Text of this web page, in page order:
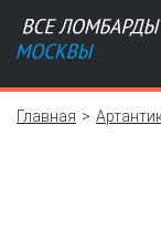
Главная